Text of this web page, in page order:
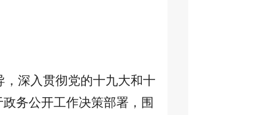
深入贯彻党的十九大和十
务公开工作决策部署，围